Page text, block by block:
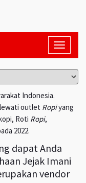
Toggle
Indonesia.
outlet Ropiyang
Roti Ropi,
2022.
dapat Anda
Jejak Imani
vendor